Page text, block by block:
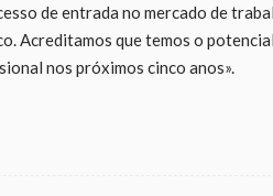
de entrada no mercado de
Acreditamos que temos o
nos próximos cinco anos».